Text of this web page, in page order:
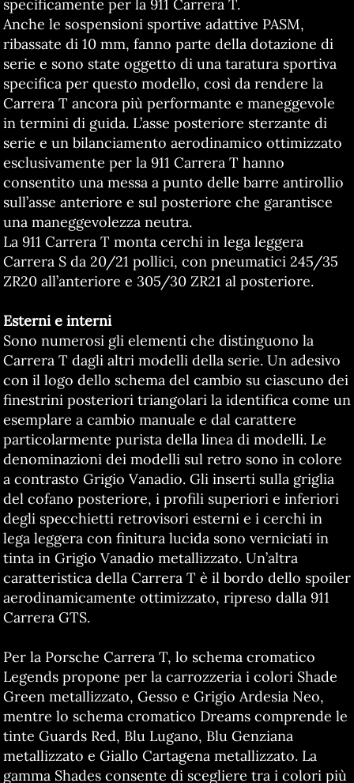
specificamente per la 911 Carrera T.
Anche le sospensioni sportive adattive PASM,
ribassate di 10 mm, fanno parte della dotazione di
serie e sono state oggetto di una taratura sportiva
specifica per questo modello, così da rendere la
Carrera T ancora più performante e maneggevole
in termini di guida. L’asse posteriore sterzante di
serie e un bilanciamento aerodinamico ottimizzato
esclusivamente per la 911 Carrera T hanno
consentito una messa a punto delle barre antirollio
sull’asse anteriore e sul posteriore che garantisce
una maneggevolezza neutra.
La 911 Carrera T monta cerchi in lega leggera
Carrera S da 20/21 pollici, con pneumatici 245/35
ZR20 all’anteriore e 305/30 ZR21 al posteriore.
Esterni e interni
Sono numerosi gli elementi che distinguono la
Carrera T dagli altri modelli della serie. Un adesivo
con il logo dello schema del cambio su ciascuno dei
finestrini posteriori triangolari la identifica come un
esemplare a cambio manuale e dal carattere
particolarmente purista della linea di modelli. Le
denominazioni dei modelli sul retro sono in colore
a contrasto Grigio Vanadio. Gli inserti sulla griglia
del cofano posteriore, i profili superiori e inferiori
degli specchietti retrovisori esterni e i cerchi in
lega leggera con finitura lucida sono verniciati in
tinta in Grigio Vanadio metallizzato. Un’altra
caratteristica della Carrera T è il bordo dello spoiler
aerodinamicamente ottimizzato, ripreso dalla 911
Carrera GTS.
Per la Porsche Carrera T, lo schema cromatico
Legends propone per la carrozzeria i colori Shade
Green metallizzato, Gesso e Grigio Ardesia Neo,
mentre lo schema cromatico Dreams comprende le
tinte Guards Red, Blu Lugano, Blu Genziana
metallizzato e Giallo Cartagena metallizzato. La
gamma Shades consente di scegliere tra i colori più